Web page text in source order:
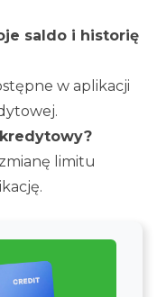
saldo i historię
w aplikacji
limitu